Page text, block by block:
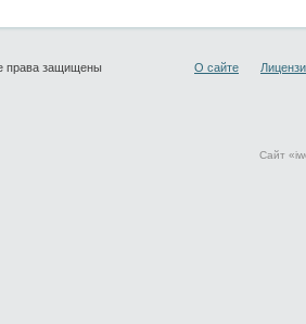
права защищены
О сайте
Сайт